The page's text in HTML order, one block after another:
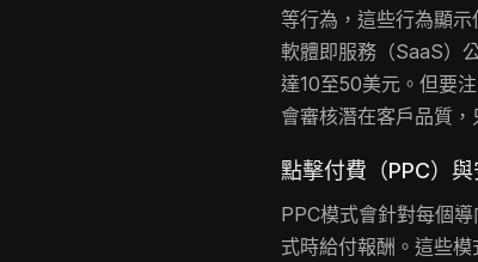
等行為，這些行為顯
軟體即服務（SaaS）
達10至50美元。但要
會審核潛在客戶品質
點擊付費（PPC）
PPC模式會針對每個
式時給付報酬。這些